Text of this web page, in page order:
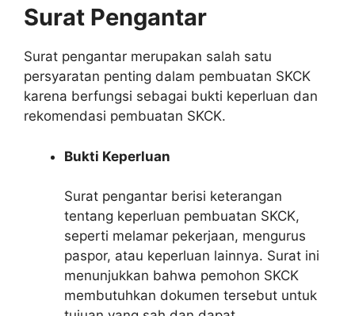
Surat Pengantar
Surat pengantar merupakan salah satu
persyaratan penting dalam pembuatan SKCK
karena berfungsi sebagai bukti keperluan dan
rekomendasi pembuatan SKCK.
Bukti Keperluan
Surat pengantar berisi keterangan
tentang keperluan pembuatan SKCK,
seperti melamar pekerjaan, mengurus
paspor, atau keperluan lainnya. Surat ini
menunjukkan bahwa pemohon SKCK
membutuhkan dokumen tersebut untuk